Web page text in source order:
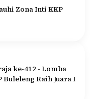
Zona Inti KKP
ke-412 - Lomba
Buleleng Raih Juara I